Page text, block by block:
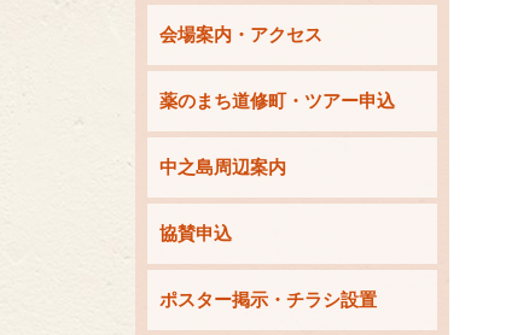
会場案内・アクセス
薬のまち道修町・ツアー申込
中之島周辺案内
協賛申込
ポスター掲示・チラシ設置